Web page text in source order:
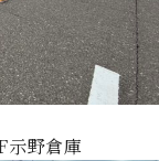
示野倉庫